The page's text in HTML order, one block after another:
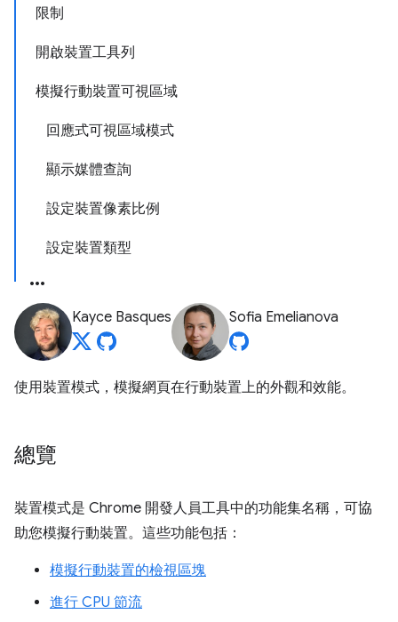
限制
開啟裝置工具列
模擬行動裝置可視區域
回應式可視區域模式
顯示媒體查詢
設定裝置像素比例
設定裝置類型
Kayce Basques Sofia Emelianova
使用裝置模式，模擬網頁在行動裝置上的外觀和效能。
總覽
裝置模式是 Chrome 開發人員工具中的功能集名稱，可協
助您模擬行動裝置。這些功能包括：
模擬行動裝置的檢視區塊
進行 CPU 節流